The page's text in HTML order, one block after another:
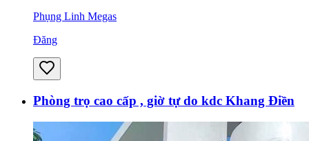
Phụng Linh Megas
Đăng
Phòng trọ cao cấp , giờ tự do kdc Khang Điền